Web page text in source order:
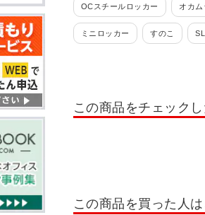
OCスチールロッカー オカ
ミニロッカー すのこ
ロッカー 10人用 ロッカー
この商品をチェック
この商品を買った人